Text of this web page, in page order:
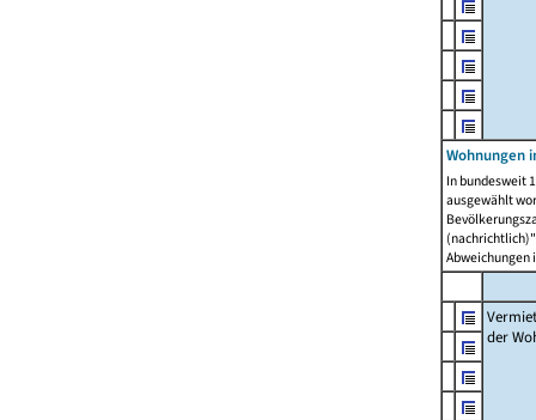
Wohnungen
In bundesweit
ausgewählt
Abweichungen
der